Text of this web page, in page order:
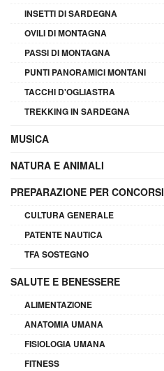
INSETTI DI SARDEGNA
OVILI DI MONTAGNA
PASSI DI MONTAGNA
PUNTI PANORAMICI MONTANI
TACCHI D'OGLIASTRA
TREKKING IN SARDEGNA
MUSICA
NATURA E ANIMALI
PREPARAZIONE PER CONCORSI
CULTURA GENERALE
PATENTE NAUTICA
TFA SOSTEGNO
SALUTE E BENESSERE
ALIMENTAZIONE
ANATOMIA UMANA
FISIOLOGIA UMANA
FITNESS